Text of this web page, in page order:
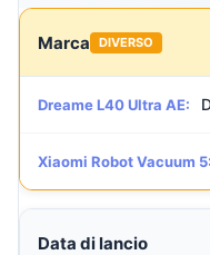
Marca DIVERSO
Dreame L40 Ultra AE:
Xiaomi Robot Vacuum 5:
Data di lancio